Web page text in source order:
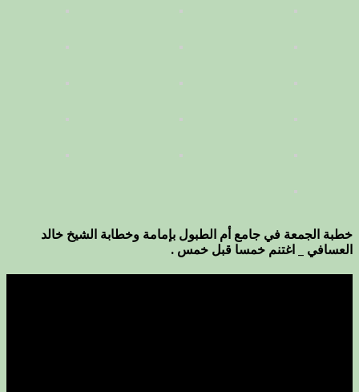
خطبة الجمعة في جامع أم الطبول بإمامة وخطابة الشيخ خالد
العسافي _ اغتنم خمسا قبل خمس .